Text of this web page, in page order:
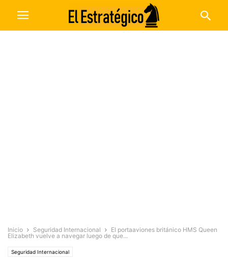
Inicio Seguridad Internacional
El portaaviones británico HMS Queen
Elizabeth vuelve a navegar luego de que...
Seguridad Internacional